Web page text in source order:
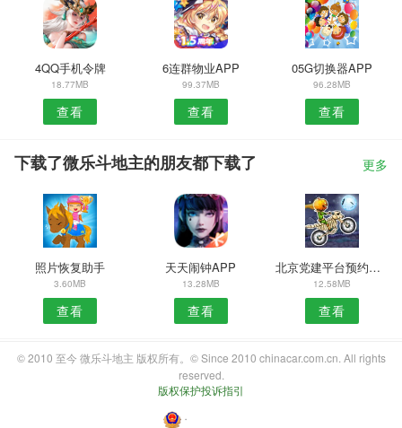
4QQ手机令牌
18.77MB
查看
6连群物业APP
99.37MB
查看
05G切换器APP
96.28MB
查看
下载了微乐斗地主的朋友都下载了 更多
照片恢复助手
3.60MB
查看
天天闹钟APP
13.28MB
查看
北京党建平台预约安卓版
12.58MB
查看
© 2010 至今 微乐斗地主 版权所有。© Since 2010 chinacar.com.cn. All rights
reserved.
版权保护投诉指引
・